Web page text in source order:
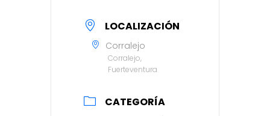
LOCALIZACIÓN
Corralejo
Corralejo,
Fuerteventura
CATEGORÍA